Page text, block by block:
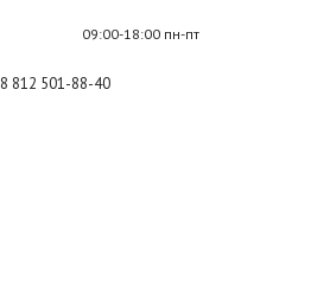
09:00-18:00 пн-пт
8 812 501-88-40